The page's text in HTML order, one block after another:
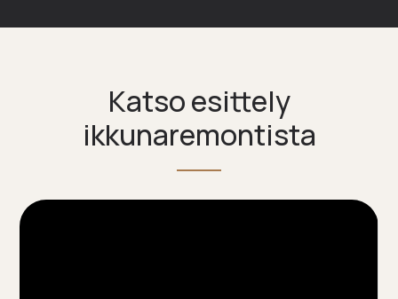
Katso esittely
ikkunaremontista